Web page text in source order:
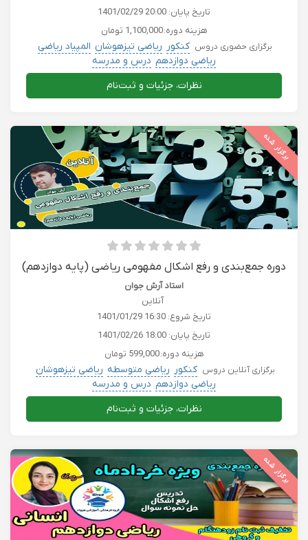
تاریخ پایان: 1401/02/29 20:00
هزینه دوره:1,100,000 تومان
برگزاری حضوری دروس کنکور ریاضی تیزهوشان المپیاد ریاضی
ریاضی دوازدهم درس و مدرسه
نظرات، جزئیات و ثبت‌نام
برگزار شده
دوره جمع‌بندی و رفع اشکال مفهومی ریاضی (پایه دوازدهم)
استاد آرش جوان
آنلاین
تاریخ شروع: 1401/01/29 16:30
تاریخ پایان: 1401/02/26 18:00
هزینه دوره:599,000 تومان
برگزاری آنلاین دروس کنکور ریاضی متوسطه ریاضی تیزهوشان
ریاضی دوازدهم درس و مدرسه
نظرات، جزئیات و ثبت‌نام
برگزار شده